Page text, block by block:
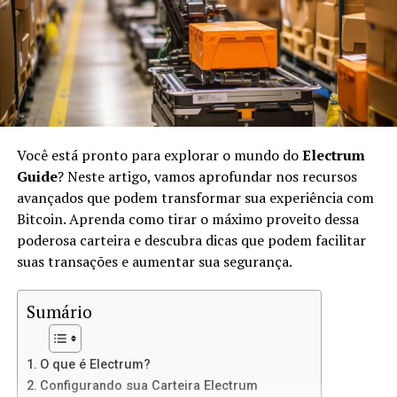
No IPFS, os arquivos são identificados por suas
hashes
únicas, em vez de endereços URL. Isso significa que,
quando você acessar um arquivo, estará acessando sua
versão exata, não importa onde ele esteja armazenado.
O IPFS usa conceitos depeer-to-peer(P2P) para
transferir arquivos diretamente entre os usuários.
Vantagens de Usar IPFS para Sites
Estáticos
Usar IPFS para hospedar sites estáticos oferece várias
vantagens:
Descentralização:
falha, o que significa mais resiliência contra
ataques e censura.
Velocidade:Como os arquivos são distribuídos
Você está pronto para explorar o mundo doElectrum
Guide? Neste artigo, vamos aprofundar nos recursos
avançados que podem transformar sua experiência com
Bitcoin. Aprenda como tirar o máximo proveito dessa
poderosa carteira e descubra dicas que podem facilitar
suas transações e aumentar sua segurança.
Sumário
O que é Electrum?
Configurando sua Carteira Electrum